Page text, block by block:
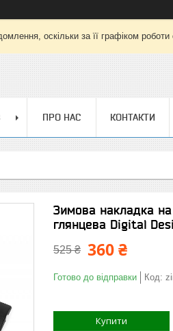
оскільки за її графіком
ПРО НАС КОНТАКТИ
Зимова накладка
глянцева Digital
525 ₴ 360 ₴
Готово до відправки Код:
Купити